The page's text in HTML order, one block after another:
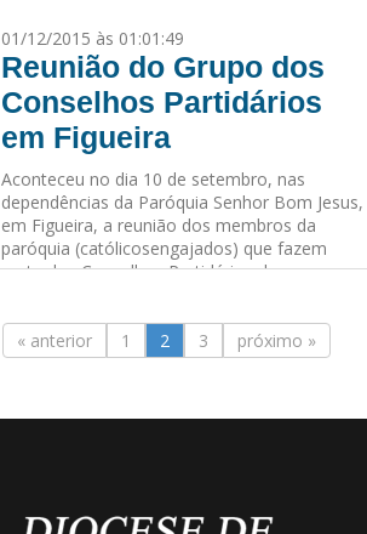
Paranaguá. Na opinião dos Bispos, esta
iniciativa seria oportunidade para os católicos
co...
01/12/2015 às 01:01:49
Reunião do Grupo dos
Conselhos Partidários
em Figueira
Aconteceu no dia 10 de setembro, nas
dependências da Paróquia Senhor Bom Jesus,
em Figueira, a reunião dos membros da
paróquia (católicosengajados) que fazem
parte dos Conselhos Partidários do
« anterior
1 2 3 próximo »